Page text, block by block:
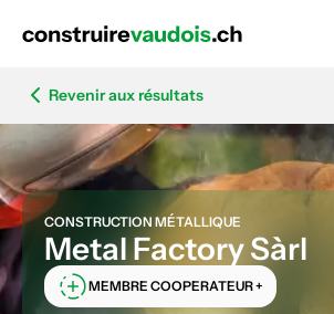
Revenir aux résultats
CONSTRUCTION MÉTALLIQUE
Metal Factory Sàrl
MEMBRE COOPERATEUR +